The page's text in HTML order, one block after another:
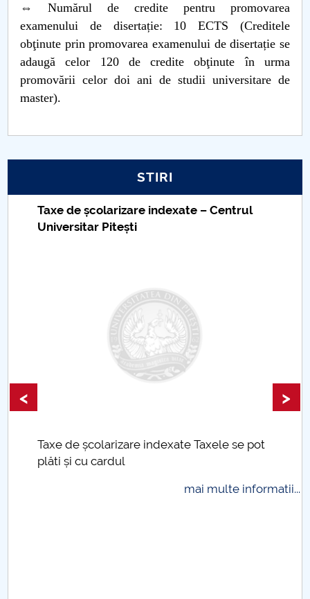
⇔ Numărul de credite pentru promovarea
examenului de disertație: 10 ECTS (Creditele
obţinute prin promovarea examenului de disertație se
adaugă celor 120 de credite obţinute în urma
promovării celor doi ani de studii universitare de
master).
STIRI
Taxe de școlarizare indexate – Centrul
Universitar Pitești
Taxe de școlarizare indexate Taxele se pot
plăti și cu cardul
mai multe informatii...
< >